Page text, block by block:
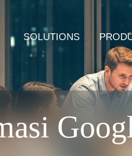
SOLUTIONS